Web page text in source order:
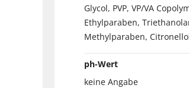
Glycol, PVP, VP/VA
Ethylparaben,
Methylparaben,
ph-Wert
keine Angabe